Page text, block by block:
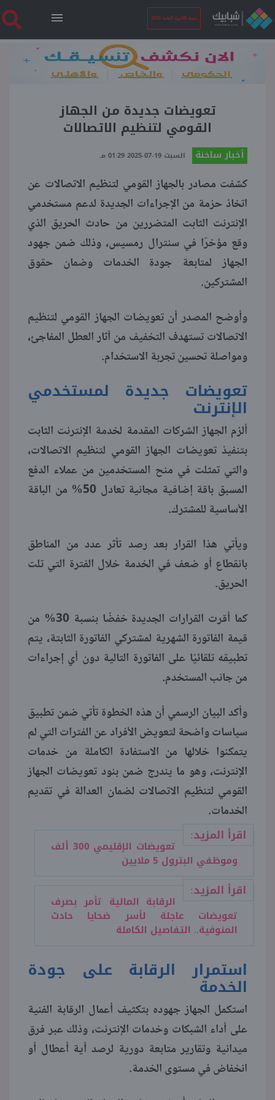
نتيجة الثانوية العامة 2026
الرئيسية
نتيجة الثانوية العامة 2026
فنجان قهوة
بوابة الطلبة
ملفات
تعويضات جديدة من الجهاز
القومي لتنظيم الاتصالات
أخبار ساخنة السبت 19-07-2025 01:29 مـ
كشفت مصادر بالجهاز القومي لتنظيم الاتصالات عن
اتخاذ حزمة من الإجراءات الجديدة لدعم مستخدمي
الإنترنت الثابت المتضررين من حادث الحريق الذي
وقع مؤخرًا في سنترال رمسيس، وذلك ضمن جهود
الجهاز لمتابعة جودة الخدمات وضمان حقوق
المشتركين.
وأوضح المصدر أن تعويضات الجهاز القومي لتنظيم
الاتصالات تستهدف التخفيف من آثار العطل المفاجئ،
ومواصلة تحسين تجربة الاستخدام.
تعويضات جديدة لمستخدمي
الإنترنت
ألزم الجهاز الشركات المقدمة لخدمة الإنترنت الثابت
بتنفيذ تعويضات الجهاز القومي لتنظيم الاتصالات،
والتي تمثلت في منح المستخدمين من عملاء الدفع
المسبق باقة إضافية مجانية تعادل 50% من الباقة
الأساسية للمشترك.
ويأتي هذا القرار بعد رصد تأثر عدد من المناطق
بانقطاع أو ضعف في الخدمة خلال الفترة التي تلت
الحريق.
كما أقرت القرارات الجديدة خفضًا بنسبة 30% من
قيمة الفاتورة الشهرية لمشتركي الفاتورة الثابتة، يتم
تطبيقه تلقائيًا على الفاتورة التالية دون أي إجراءات
من جانب المستخدم.
وأكد البيان الرسمي أن هذه الخطوة تأتي ضمن تطبيق
سياسات واضحة لتعويض الأفراد عن الفترات التي لم
يتمكنوا خلالها من الاستفادة الكاملة من خدمات
الإنترنت، وهو ما يندرج ضمن بنود تعويضات الجهاز
القومي لتنظيم الاتصالات لضمان العدالة في تقديم
الخدمات.
اقرأ المزيد:
تعويضات الإقليمي 300 ألف
وموظفي البترول 5 ملايين
اقرأ المزيد:
الرقابة المالية تأمر بصرف
تعويضات عاجلة لأسر ضحايا حادث
المنوفية.. التفاصيل الكاملة
استمرار الرقابة على جودة
الخدمة
استكمل الجهاز جهوده بتكثيف أعمال الرقابة الفنية
على أداء الشبكات وخدمات الإنترنت، وذلك عبر فرق
ميدانية وتقارير متابعة دورية لرصد أية أعطال أو
انخفاض في مستوى الخدمة.